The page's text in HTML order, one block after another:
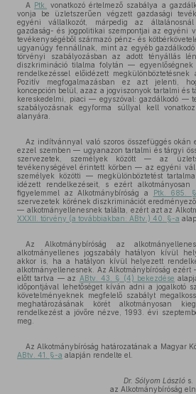
A Ptk.
vonatkozó értelmező szabálya a
vonja be üzletszerűen végzett gazdasági
egyéni vállalkozót, márpedig az
gazdaság- és jogpolitikai szempontjai az egyéni
tevékenységéből származó pénz- és
ugyanúgy fennállnak, mint az egyéb
törvényi szabályozásban az adott tényállás
diszkrimináció tilalma folytán —
rendelkezéssel előidézett megkülönböztetésnek
Pozitív megfogalmazásban ez azt jelenti,
koncepción belül, azaz a jogviszonyok tartalmi és
kereskedelmi, piaci — egyszóval: gazdálkodó —
szabályozásnak egyforma súllyal kell
alanyára.
Az indítvánnyal való szoros összefüggés okán
ezzel szemben — ugyanazon tartalmi és tárgyi
szervezetek, személyek között — az
tevékenységével érintett körben — az egyéni
személyek közötti — megkülönböztetést
idézett rendelkezéseit, s ezért alkotmányosan
figyelemmel az Alkotmánybíróság a
Ptk. 685.
szervezetek körének diszkriminációt
— alkotmányellenesnek találta, ezért azt az
XXXII. törvény (a továbbiakban: ABtv.) 40. §-a
Az Alkotmánybíróság az
alkotmányellenes jogszabály hatályon kívül
akkor is, ha a hatályon kívül helyezett
alkotmányellenesnek. Az Alkotmánybíróság ezért
előtt tartva — az ABtv. 43. § (4) bekezdése
időpontjával lehetőséget kíván adni a jogalkotó
követelményeknek megfelelő szabályt
meghatározásának körét alkotmányosan
rendelkezést a jövőre nézve, 1993. évi
meg.
Az Alkotmánybíróság határozatának a Magyar
ABtv. 41. §-a alapján rendelte el.
Dr. Sólyom Lászlós.
az Alkotmánybíróság